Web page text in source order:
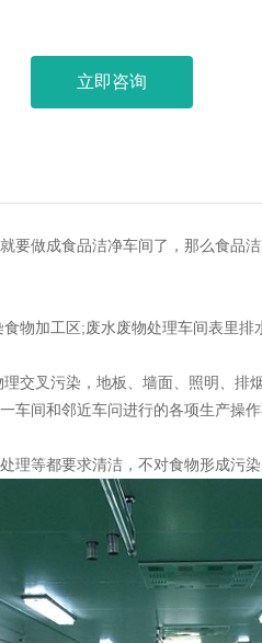
立即咨询
做成食品洁净车间了，那么食
物加工区;废水废物处理车间表里排
交叉污染，地板、墙面、照明、
间和邻近车问进行的各项生产操
理等都要求清洁，不对食物形成污染